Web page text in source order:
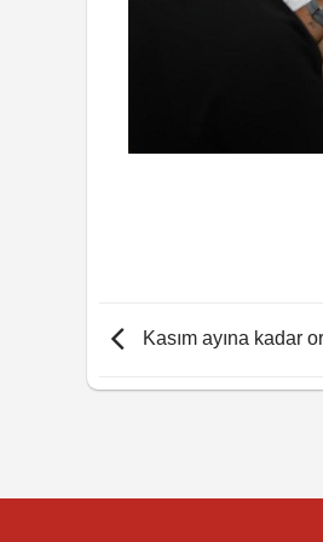
Kasım ayına kadar